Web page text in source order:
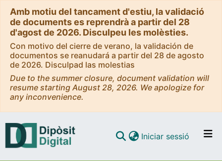
Amb motiu del tancament d'estiu, la validació
de documents es reprendrà a partir del 28
d'agost de 2026. Disculpeu les molèsties.
Con motivo del cierre de verano, la validación de
documentos se reanudará a partir del 28 de agosto
de 2026. Disculpad las molestias
Due to the summer closure, document validation will
resume starting August 28, 2026. We apologize for
any inconvenience.
Iniciar sessió (current)